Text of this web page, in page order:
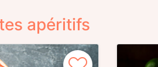
apéritifs